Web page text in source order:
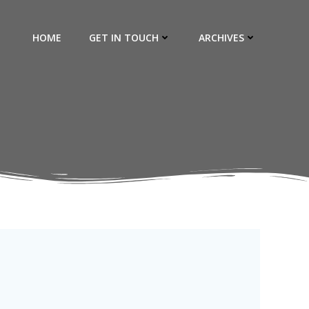
HOME GET IN TOUCH ARCHIVES